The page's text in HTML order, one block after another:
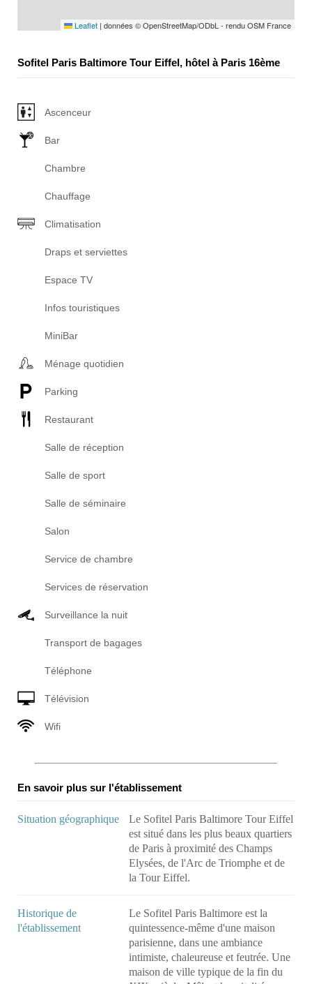
Leaflet | données © OpenStreetMap/ODbL - rendu OSM France
Sofitel Paris Baltimore Tour Eiffel, hôtel à Paris 16ème
Ascenceur
Bar
Chambre
Chauffage
Climatisation
Draps et serviettes
Espace TV
Infos touristiques
MiniBar
Ménage quotidien
Parking
Restaurant
Salle de réception
Salle de sport
Salle de séminaire
Salon
Service de chambre
Services de réservation
Surveillance la nuit
Transport de bagages
Téléphone
Télévision
Wifi
En savoir plus sur l'établissement
Situation géographique
Le Sofitel Paris Baltimore Tour Eiffel
est situé dans les plus beaux quartiers
de Paris à proximité des Champs
Elysées, de l'Arc de Triomphe et de
la Tour Eiffel.
Historique de
l'établissement
Le Sofitel Paris Baltimore est la
quintessence-même d'une maison
parisienne, dans une ambiance
intimiste, chaleureuse et feutrée. Une
maison de ville typique de la fin du